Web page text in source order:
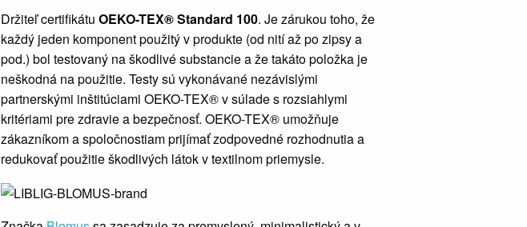
Držiteľ certifikátu OEKO-TEX®Standard 100. Je zárukou toho, že
každý jeden komponent použitý v produkte (od nití až po zipsy a
pod.) bol testovaný na škodlivé substancie a že takáto položka je
neškodná na použitie. Testy sú vykonávané nezávislými
partnerskými inštitúciami OEKO-TEX® v súlade s rozsiahlymi
kritériami pre zdravie a bezpečnosť. OEKO-TEX® umožňuje
zákazníkom a spoločnostiam prijímať zodpovedné rozhodnutia a
redukovať použitie škodlivých látok v textilnom priemysle.